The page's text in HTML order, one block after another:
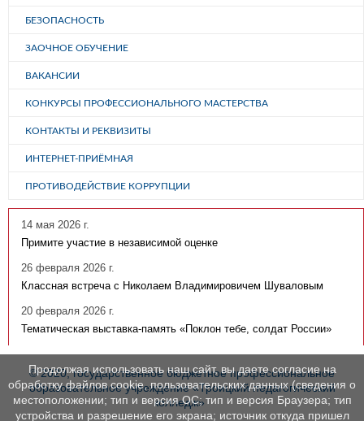
БЕЗОПАСНОСТЬ
ЗАОЧНОЕ ОБУЧЕНИЕ
ВАКАНСИИ
КОНКУРСЫ ПРОФЕССИОНАЛЬНОГО МАСТЕРСТВА
КОНТАКТЫ И РЕКВИЗИТЫ
ИНТЕРНЕТ-ПРИЁМНАЯ
ПРОТИВОДЕЙСТВИЕ КОРРУПЦИИ
14 мая 2026 г.
Примите участие в независимой оценке
26 февраля 2026 г.
Классная встреча с Николаем Владимировичем Шуваловым
20 февраля 2026 г.
Тематическая выставка-память «Поклон тебе, солдат России»
© 2020, государственное бюджетное профессиональное
образовательное учреждение «Троицкий педагогический
колледж»
Продолжая использовать наш сайт, вы даете согласие на
обработку файлов cookie, пользовательских данных (сведения о
местоположении; тип и версия ОС; тип и версия Браузера; тип
устройства и разрешение его экрана; источник откуда пришел